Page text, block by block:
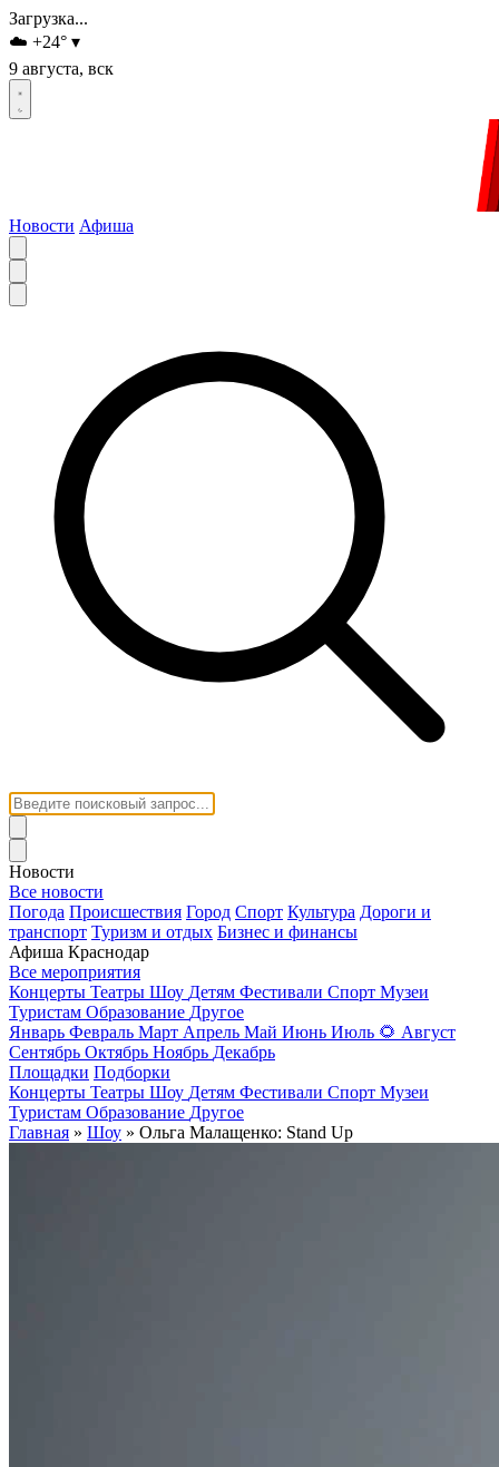
Загрузка...
☁️ +24° ▾
9 августа, вск
Новости Афиша
Новости
Все новости
Погода Происшествия Город Спорт Культура Дороги и
транспорт Туризм и отдых Бизнес и финансы
Афиша Краснодар
Все мероприятия
Концерты Театры Шоу Детям Фестивали Спорт Музеи
Туристам Образование Другое
Январь Февраль Март Апрель Май Июнь Июль 🌻 Август
Сентябрь Октябрь Ноябрь Декабрь
Площадки Подборки
Концерты Театры Шоу Детям Фестивали Спорт Музеи
Туристам Образование Другое
Главная » Шоу » Ольга Малащенко: Stand Up